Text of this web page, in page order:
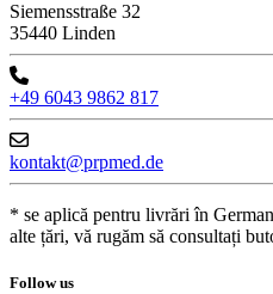
Siemensstraße 32
35440 Linden
+49 6043 9862 817
kontakt@prpmed.de
* se aplică pentru livrări în
alte țări, vă rugăm să consultați
Follow us